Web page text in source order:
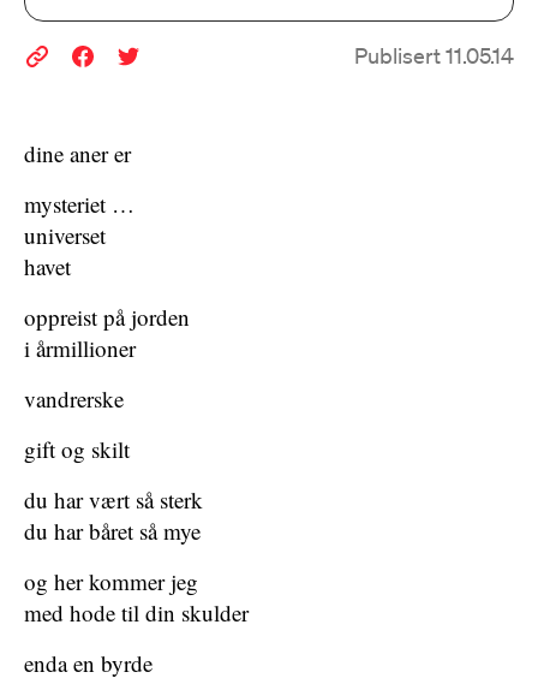
Publisert 11.05.14
dine aner er
mysteriet …
universet
havet
oppreist på jorden
i årmillioner
vandrerske
gift og skilt
du har vært så sterk
du har båret så mye
og her kommer jeg
med hode til din skulder
enda en byrde